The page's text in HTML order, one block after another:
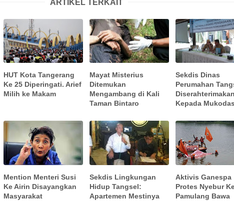
ARTIKEL TERKAIT
HUT Kota Tangerang
Ke 25 Diperingati. Arief
Milih ke Makam
Mayat Misterius
Ditemukan
Mengambang di Kali
Taman Bintaro
Sekdis Dinas
Perumahan
Diserahterimakan
Kepada Mukodas
Mention Menteri Susi
Ke Airin Disayangkan
Masyarakat
Sekdis Lingkungan
Hidup Tangsel:
Apartemen Mestinya
Aktivis Ganespa
Protes Nyebur
Pamulang Bawa